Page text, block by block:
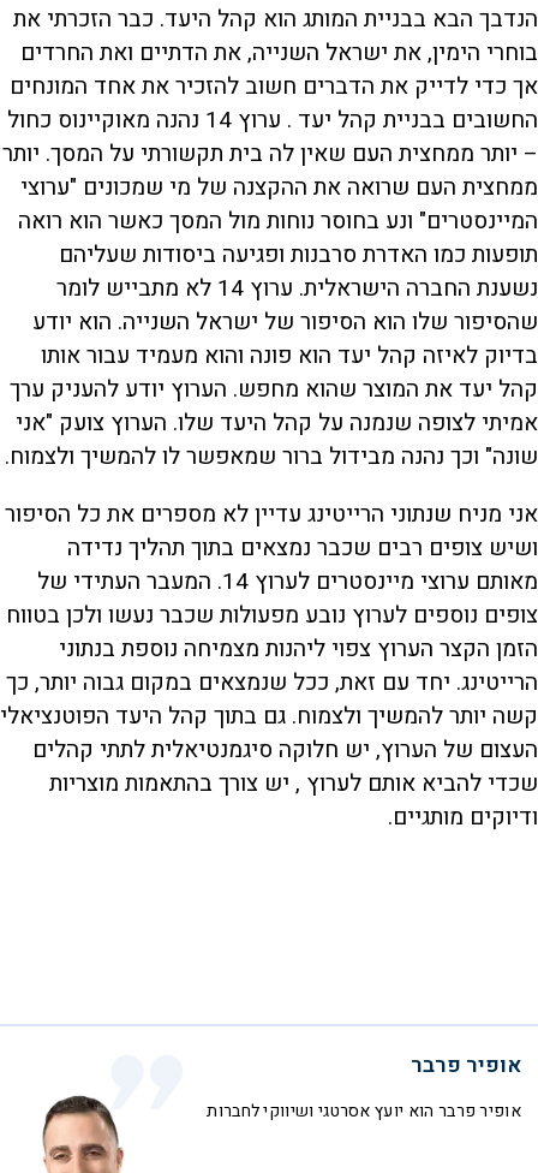
הנדבך הבא בבניית המותג הוא קהל היעד. כבר הזכרתי את
בוחרי הימין, את ישראל השנייה, את הדתיים ואת החרדים
אך כדי לדייק את הדברים חשוב להזכיר את אחד המונחים
החשובים בבניית קהל יעד . ערוץ 14 נהנה מאוקיינוס כחול
– יותר ממחצית העם שאין לה בית תקשורתי על המסך. יותר
ממחצית העם שרואה את ההקצנה של מי שמכונים "ערוצי
המיינסטרים" ונע בחוסר נוחות מול המסך כאשר הוא רואה
תופעות כמו האדרת סרבנות ופגיעה ביסודות שעליהם
נשענת החברה הישראלית. ערוץ 14 לא מתבייש לומר
שהסיפור שלו הוא הסיפור של ישראל השנייה. הוא יודע
בדיוק לאיזה קהל יעד הוא פונה והוא מעמיד עבור אותו
קהל יעד את המוצר שהוא מחפש. הערוץ יודע להעניק ערך
אמיתי לצופה שנמנה על קהל היעד שלו. הערוץ צועק "אני
שונה" וכך נהנה מבידול ברור שמאפשר לו להמשיך ולצמוח.
אני מניח שנתוני הרייטינג עדיין לא מספרים את כל הסיפור
ושיש צופים רבים שכבר נמצאים בתוך תהליך נדידה
מאותם ערוצי מיינסטרים לערוץ 14. המעבר העתידי של
צופים נוספים לערוץ נובע מפעולות שכבר נעשו ולכן בטווח
הזמן הקצר הערוץ צפוי ליהנות מצמיחה נוספת בנתוני
הרייטינג. יחד עם זאת, ככל שנמצאים במקום גבוה יותר, כך
קשה יותר להמשיך ולצמוח. גם בתוך קהל היעד הפוטנציאלי
העצום של הערוץ, יש חלוקה סיגמנטיאלית לתתי קהלים
שכדי להביא אותם לערוץ , יש צורך בהתאמות מוצריות
ודיוקים מותגיים.
אופיר פרבר
אופיר פרבר הוא יועץ אסרטגי ושיווקי לחברות